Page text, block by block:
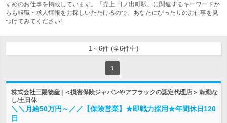
すめのお仕事を掲載しています。「売上 日ノ出町駅」に関連するキーワードか
らも転職・求人情報をお探しいただけるので、あなたにぴったりのお仕事を見
つけてみてください!
1～6件 (全6件中)
1
株式会社三陽物産 | ＜損害保険ジャパンやアフラックの認定代理店＞ 転勤な
し/土日休
＼＼月給50万円～／／【保険営業】★即戦力採用★年間休日120
日